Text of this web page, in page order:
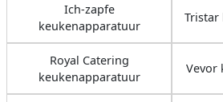
Ich-zapfe
keukenapparatuur
Royal Catering
keukenapparatuur
Vevor